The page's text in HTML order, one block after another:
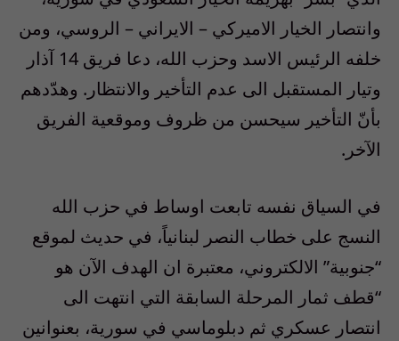
وانتصار الخيار الاميركي – الايراني – الروسي، ومن
خلفه الرئيس الاسد وحزب الله، دعا فريق 14 آذار
وتيار المستقبل الى عدم التأخير والانتظار. وهدّدهم
بأنّ التأخير سيحسن من ظروف وموقعية الفريق
الآخر.
في السياق نفسه تابعت اوساط في حزب الله
النسج على خطاب النصر لبنانياً، في حديث لموقع
“جنوبية” الالكتروني، معتبرة ان الهدف الآن هو
“قطف ثمار المرحلة السابقة التي انتهت الى
انتصار عسكري ثم دبلوماسي في سورية، بعنوانين